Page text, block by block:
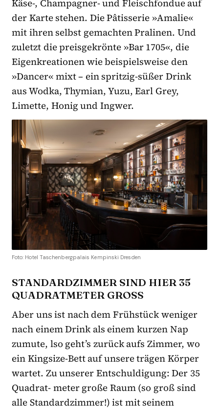
Käse-, Champagner- und Fleischfondue auf
der Karte stehen. Die Pâtisserie »Amalie«
mit ihren selbst gemachten Pralinen. Und
zuletzt die preisgekrönte »Bar 1705«, die
Eigenkreationen wie beispielsweise den
»Dancer« mixt – ein spritzig-süßer Drink
aus Wodka, Thymian, Yuzu, Earl Grey,
Limette, Honig und Ingwer.
Foto: Hotel Taschenbergpalais Kempinski Dresden
STANDARDZIMMER SIND HIER 35
QUADRATMETER GROSS
Aber uns ist nach dem Frühstück weniger
nach einem Drink als einem kurzen Nap
zumute, lso geht’s zurück aufs Zimmer, wo
ein Kingsize-Bett auf unsere trägen Körper
wartet. Zu unserer Entschuldigung: Der 35
Quadrat- meter große Raum (so groß sind
alle Standardzimmer!) ist mit seinem